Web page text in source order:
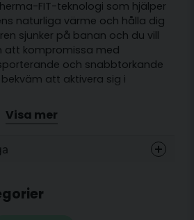
FIT-teknologi som hjälper
naturliga värme och hålla dig
sjunker på banan och du vill
att kompromissa med
och snabbtorkande
att aktivera sig i
tv byt ut den vanliga golftröjan
teknologi
Visa mer
denna produkten...